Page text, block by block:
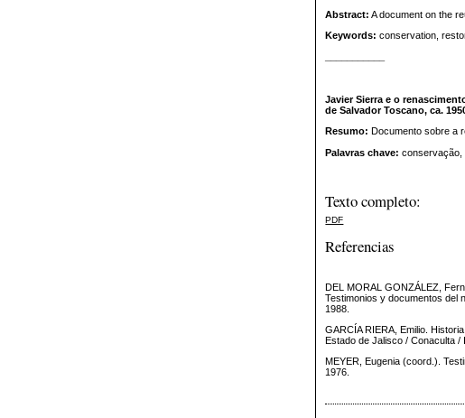
Abstract: A document on the
Keywords: conservation,
Javier Sierra e o
de Salvador Toscano, ca.
Resumo: Documento sobre a
Palavras chave: conservação,
Texto completo:
PDF
Referencias
DEL MORAL GONZÁLEZ,
Testimonios y documentos del
1988.
GARCÍA RIERA, Emilio.
Estado de Jalisco / Conaculta /
MEYER, Eugenia (coord.).
1976.